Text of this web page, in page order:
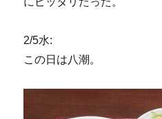
2/5水:
この日は八潮。